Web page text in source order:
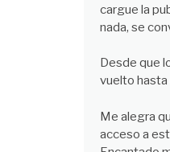
cargue la
nada, se
Desde que
vuelto hasta
Me alegra
acceso a